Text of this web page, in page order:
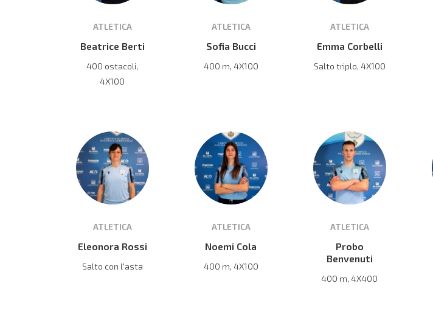
ATLETICA
Beatrice Berti
400 ostacoli,
4X100
ATLETICA
Sofia Bucci
400 m, 4X100
ATLETICA
Emma Corbelli
Salto triplo, 4X100
ATLETICA
Eleonora Rossi
Salto con l'asta
ATLETICA
Noemi Cola
400 m, 4X100
ATLETICA
Probo
Benvenuti
400 m, 4X400